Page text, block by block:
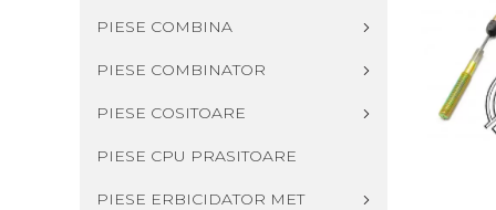
PIESE COMBINA
PIESE COMBINATOR
PIESE COSITOARE
PIESE CPU PRASITOARE
PIESE ERBICIDATOR MET